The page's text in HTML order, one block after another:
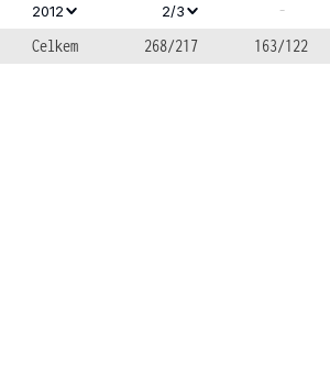
2012
2/3 -
Celkem 268/217 163/122